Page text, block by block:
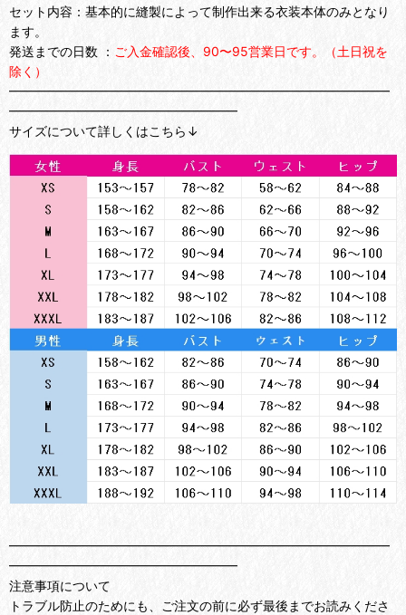
セット内容：基本的に縫製によって制作出来る衣装本体のみとなり
ます。
発送までの日数 ： ご入金確認後、90〜95営業日です。（土日祝を
除く）
━━━━━━━━━━━━━━━━━━━━━━━━━━━━━━
━━━━━━━━━━━━━━━━━━
サイズについて詳しくはこちら↓
━━━━━━━━━━━━━━━━━━━━━━━━━━━━━━
━━━━━━━━━━━━━━━━━━
注意事項について
トラブル防止のためにも、ご注文の前に必ず最後までお読みくださ